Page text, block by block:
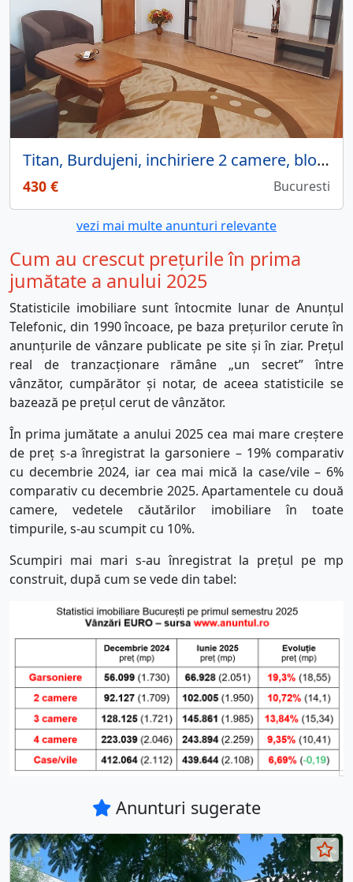
Titan, Burdujeni, inchiriere 2 camere, bloc reabilitat, 10 min metrou, ac.
430 € Bucuresti
vezi mai multe anunturi relevante
Cum au crescut prețurile în prima
jumătate a anului 2025
Statisticile imobiliare sunt întocmite lunar de Anunțul
Telefonic, din 1990 încoace, pe baza prețurilor cerute în
anunțurile de vânzare publicate pe site și în ziar. Prețul
real de tranzacționare rămâne „un secret” între
vânzător, cumpărător și notar, de aceea statisticile se
bazează pe prețul cerut de vânzător.
În prima jumătate a anului 2025 cea mai mare creștere
de preț s-a înregistrat la garsoniere – 19% comparativ
cu decembrie 2024, iar cea mai mică la case/vile – 6%
comparativ cu decembrie 2025. Apartamentele cu două
camere, vedetele căutărilor imobiliare în toate
timpurile, s-au scumpit cu 10%.
Scumpiri mai mari s-au înregistrat la prețul pe mp
construit, după cum se vede din tabel:
Anunturi sugerate